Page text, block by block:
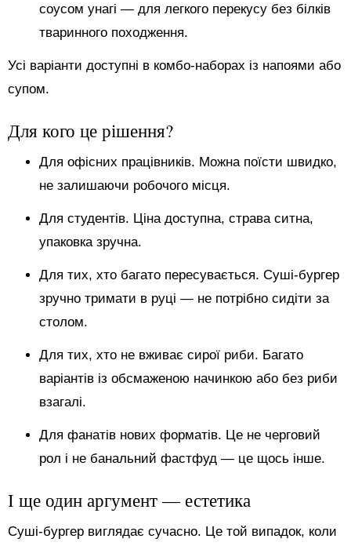
соусом унагі — для легкого перекусу без білків
тваринного походження.
Усі варіанти доступні в комбо-наборах із напоями або
супом.
Для кого це рішення?
Для офісних працівників. Можна поїсти швидко,
не залишаючи робочого місця.
Для студентів. Ціна доступна, страва ситна,
упаковка зручна.
Для тих, хто багато пересувається. Суші-бургер
зручно тримати в руці — не потрібно сидіти за
столом.
Для тих, хто не вживає сирої риби. Багато
варіантів із обсмаженою начинкою або без риби
взагалі.
Для фанатів нових форматів. Це не черговий
рол і не банальний фастфуд — це щось інше.
І ще один аргумент — естетика
Суші-бургер виглядає сучасно. Це той випадок, коли